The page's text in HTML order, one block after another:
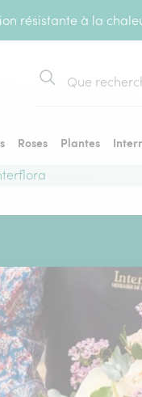
résistante à la
Rechercher
Roses Plantes